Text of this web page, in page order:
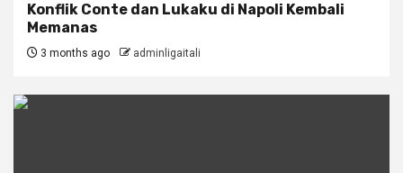
Konflik Conte dan Lukaku di Napoli Kembali
Memanas
3 months ago adminligaitali